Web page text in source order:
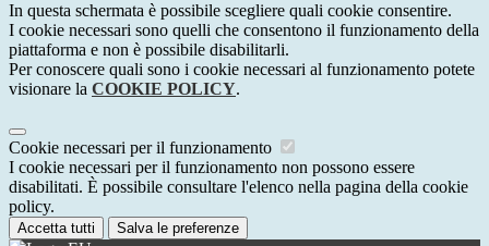
In questa schermata è possibile scegliere quali cookie consentire.
I cookie necessari sono quelli che consentono il funzionamento della
piattaforma e non è possibile disabilitarli.
Per conoscere quali sono i cookie necessari al funzionamento potete
visionare la COOKIE POLICY.
Cookie necessari per il funzionamento
I cookie necessari per il funzionamento non possono essere
disabilitati. È possibile consultare l'elenco nella pagina della cookie
policy.
Accetta tutti Salva le preferenze